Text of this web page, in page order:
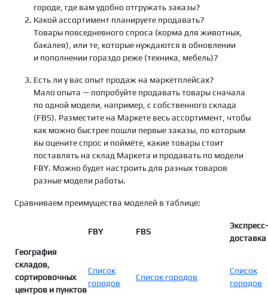
городе, где вам удобно отгружать заказы?
Какой ассортимент планируете продавать?
Товары повседневного спроса (корма для животных,
бакалея), или те, которые нуждаются в обновлении
и пополнении гораздо реже (техника, мебель)?
Есть ли у вас опыт продаж на маркетплейсах?
Мало опыта — попробуйте продавать товары сначала
по одной модели, например, с собственного склада
(FBS). Разместите на Маркете весь ассортимент, чтобы
как можно быстрее пошли первые заказы, по которым
вы оцените спрос и поймёте, какие товары стоит
поставлять на склад Маркета и продавать по модели
FBY. Можно будет настроить для разных товаров
разные модели работы.
Сравниваем преимущества моделей в таблице:
FBY FBS
Экспресс-
доставка
География
складов,
сортировочных
центров и пунктов
Список
городов
Список городов
Список
городов